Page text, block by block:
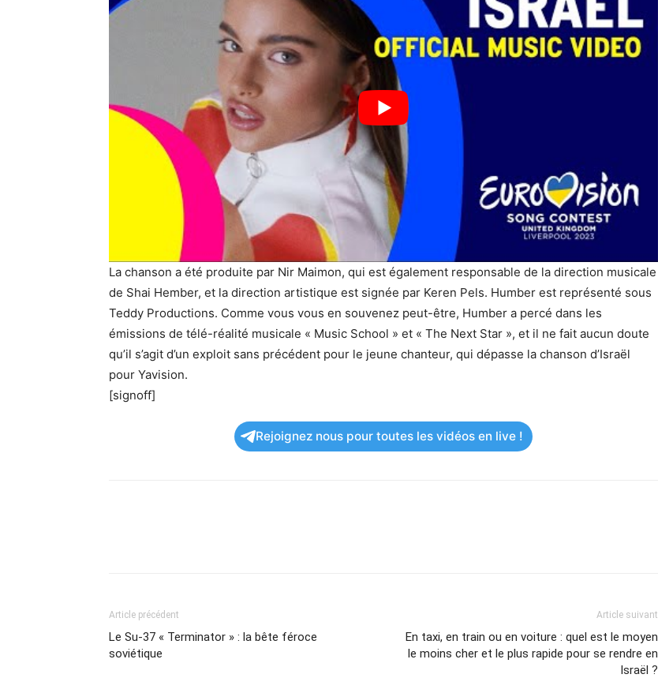
La chanson a été produite par Nir Maimon, qui est également responsable de la direction musicale
de Shai Hember, et la direction artistique est signée par Keren Pels. Humber est représenté sous
Teddy Productions. Comme vous vous en souvenez peut-être, Humber a percé dans les
émissions de télé-réalité musicale « Music School » et « The Next Star », et il ne fait aucun doute
qu’il s’agit d’un exploit sans précédent pour le jeune chanteur, qui dépasse la chanson d’Israël
pour Yavision.
[signoff]
Rejoignez nous pour toutes les vidéos en live !
Article précédent
Le Su-37 « Terminator » : la bête féroce
soviétique
Article suivant
En taxi, en train ou en voiture : quel est le moyen
le moins cher et le plus rapide pour se rendre en
Israël ?